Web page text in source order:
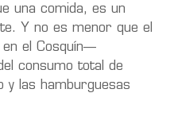
una comida, es un
Y no es menor que el
el Cosquín—
consumo total de
y las hamburguesas